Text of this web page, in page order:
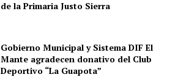
de la Primaria Justo Sierra
Gobierno Municipal y Sistema DIF El
Mante agradecen donativo del Club
Deportivo “La Guapota”